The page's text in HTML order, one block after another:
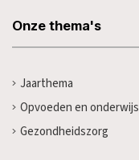
Onze thema's
Jaarthema
Opvoeden en onderwijs
Gezondheidszorg